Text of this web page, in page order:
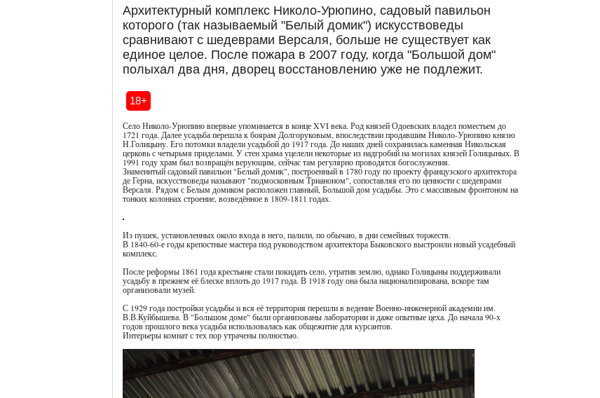
Архитектурный комплекс Николо-Урюпино, садовый павильон
которого (так называемый "Белый домик") искусствоведы
сравнивают с шедеврами Версаля, больше не существует как
единое целое. После пожара в 2007 году, когда "Большой дом"
полыхал два дня, дворец восстановлению уже не подлежит.
18+
Село Николо-Урюпино впервые упоминается в конце XVI века. Род князей Одоевских владел поместьем до
1721 года. Далее усадьба перешла к боярам Долгоруковым, впоследствии продавшим Николо-Урюпино князю
Н.Голицыну. Его потомки владели усадьбой до 1917 года. До наших дней сохранилась каменная Никольская
церковь с четырьмя приделами. У стен храма уцелели некоторые из надгробий на могилах князей Голицыных. В
1991 году храм был возвращён верующим, сейчас там регулярно проводятся богослужения.
Знаменитый садовый павильон "Белый домик", построенный в 1780 году по проекту французского архитектора
де Герна, искусствоведы называют "подмосковным Трианоном", сопоставляя его по ценности с шедеврами
Версаля. Рядом с Белым домиком расположен главный, Большой дом усадьбы. Это с массивным фронтоном на
тонких колоннах строение, возведённое в 1809-1811 годах.
Из пушек, установленных около входа в него, палили, по обычаю, в дни семейных торжеств.
В 1840-60-е годы крепостные мастера под руководством архитектора Быковского выстроили новый усадебный
комплекс.
После реформы 1861 года крестьяне стали покидать село, утратив землю, однако Голицыны поддерживали
усадьбу в прежнем её блеске вплоть до 1917 года. В 1918 году она была национализирована, вскоре там
организовали музей.
С 1929 года постройки усадьбы и вся её территория перешли в ведение Военно-инженерной академии им.
В.В.Куйбышева. В "Большом доме" были организованы лаборатории и даже опытные цеха. До начала 90-х
годов прошлого века усадьба использовалась как общежитие для курсантов.
Интерьеры комнат с тех пор утрачены полностью.